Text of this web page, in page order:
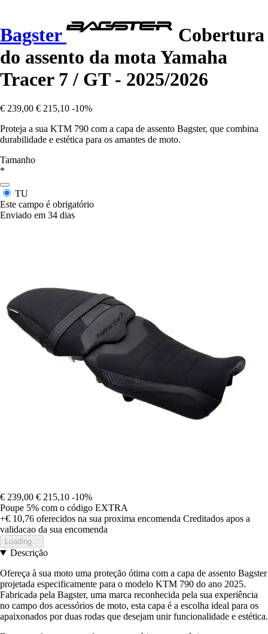
Bagster
Cobertura
do assento da mota Yamaha
Tracer 7 / GT - 2025/2026
€ 239,00 € 215,10 -10%
Proteja a sua KTM 790 com a capa de assento Bagster, que combina
durabilidade e estética para os amantes de moto.
Tamanho
*
TU
Este campo é obrigatório
Enviado em 34 dias
€ 239,00 € 215,10 -10%
Poupe 5% com o código EXTRA
+€ 10,76 oferecidos na sua proxima encomenda Creditados apos a
validacao da sua encomenda
Loading...
Descrição
Ofereça à sua moto uma proteção ótima com a capa de assento Bagster
projetada especificamente para o modelo KTM 790 do ano 2025.
Fabricada pela Bagster, uma marca reconhecida pela sua experiência
no campo dos acessórios de moto, esta capa é a escolha ideal para os
apaixonados por duas rodas que desejam unir funcionalidade e estética.